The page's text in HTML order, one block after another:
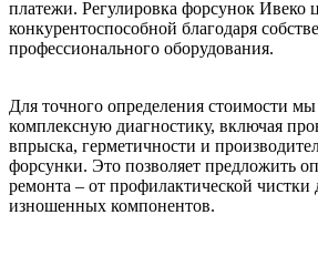
платежи. Регулировка форсунок Ивеко
конкурентоспособной благодаря
профессионального оборудования.
Для точного определения стоимости
комплексную диагностику, включая
впрыска, герметичности и
форсунки. Это позволяет предложить
ремонта – от профилактической
изношенных компонентов.